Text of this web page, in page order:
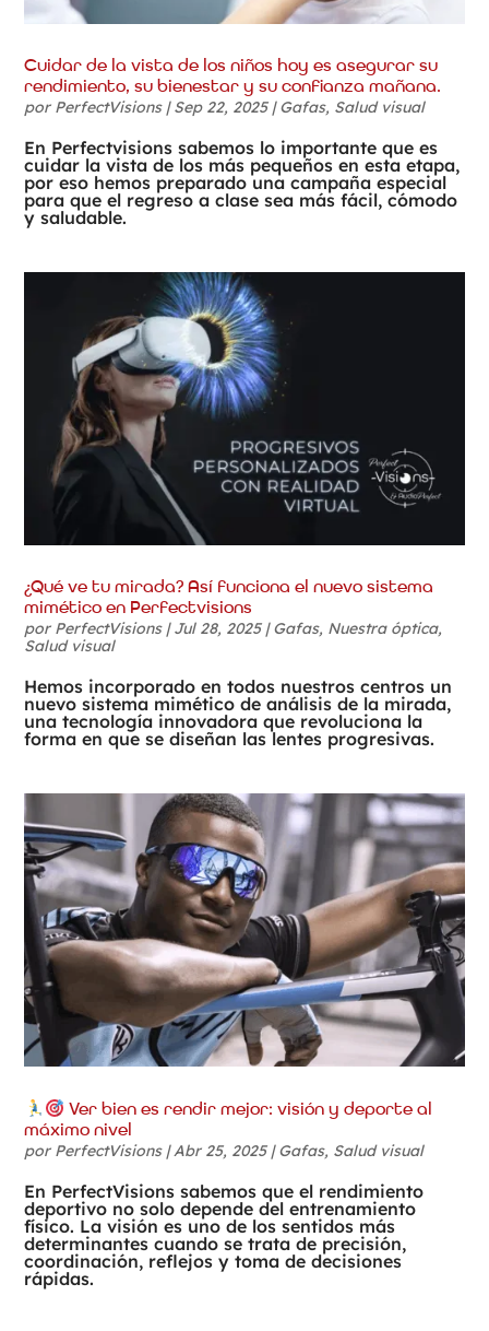
Cuidar de la vista de los niños hoy es asegurar su
rendimiento, su bienestar y su confianza mañana.
por PerfectVisions|Sep 22, 2025|Gafas, Salud visual
En Perfectvisions sabemos lo importante que es
cuidar la vista de los más pequeños en esta etapa,
por eso hemos preparado una campaña especial
para que el regreso a clase sea más fácil, cómodo
y saludable.
¿Qué ve tu mirada? Así funciona el nuevo sistema
mimético en Perfectvisions
por PerfectVisions|Jul 28, 2025|Gafas, Nuestra óptica,
Salud visual
Hemos incorporado en todos nuestros centros un
nuevo sistema mimético de análisis de la mirada,
una tecnología innovadora que revoluciona la
forma en que se diseñan las lentes progresivas.
Ver bien es rendir mejor: visión y deporte al
máximo nivel
por PerfectVisions|Abr 25, 2025|Gafas, Salud visual
En PerfectVisions sabemos que el rendimiento
deportivo no solo depende del entrenamiento
físico. La visión es uno de los sentidos más
determinantes cuando se trata de precisión,
coordinación, reflejos y toma de decisiones
rápidas.